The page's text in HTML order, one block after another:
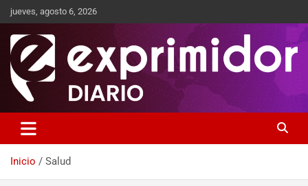
jueves, agosto 6, 2026
Exprimidor media
Inicio Salud